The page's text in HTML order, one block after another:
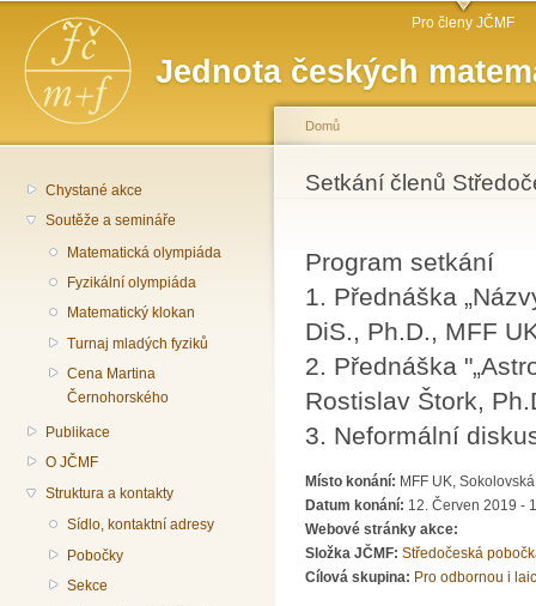
Jednota českých
Hlavní menu Pro členy JČMF
Chystané akce
Soutěže a semináře
Matematická olympiáda
Fyzikální olympiáda
Matematický klokan
Turnaj mladých fyziků
Cena Martina
Černohorského
Publikace
O JČMF
Struktura a kontakty
Sídlo, kontaktní adresy
Pobočky
Sekce
Jste zde
Domů
Setkání členů
Program setkání
1. Přednáška
DiS., Ph.D., MFF
2. Přednáška
Rostislav Štork,
3. Neformální
Místo konání: MFF UK,
Datum konání: 12. Červen 2019 -
Webové stránky akce:
Složka JČMF: Středočeská
Cílová skupina: Pro odbornou i